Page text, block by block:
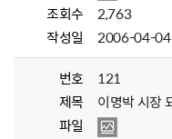
조회수
2,763
작성일
2006-04-04
번호
121
제목
이명박 시장
파일